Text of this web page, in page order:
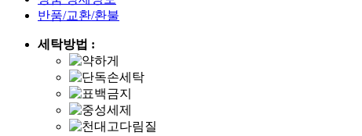
반품/교환/환불
세탁방법 :